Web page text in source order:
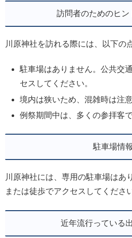
訪問者のためのヒン
川原神社を訪れる際には、以下の
駐車場はありません。公共交
セスしてください。
境内は狭いため、混雑時は注
例祭期間中は、多くの参拝客
駐車場情報
川原神社には、専用の駐車場はあ
または徒歩でアクセスしてください
近年流行っている